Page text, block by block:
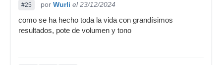
#25 por Wurli el 23/12/2024
como se ha hecho toda la vida con grandísimos
resultados, pote de volumen y tono